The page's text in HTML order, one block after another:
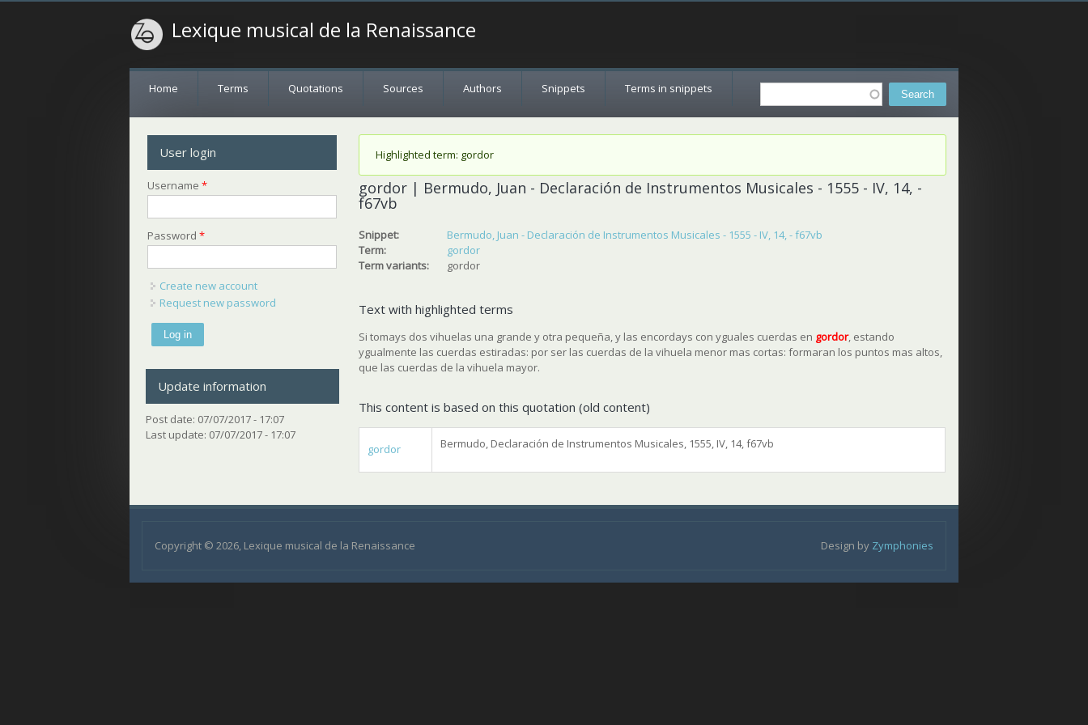
Lexique musical de la Renaissance
Search
Home Terms Quotations Sources Authors Snippets Terms in snippets
Status message
Highlighted term: gordor
gordor | Bermudo, Juan - Declaración de Instrumentos Musicales - 1555 - IV, 14, -
f67vb
Snippet:
Bermudo, Juan - Declaración de Instrumentos Musicales - 1555 - IV, 14, - f67vb
Term:
gordor
Term variants:
gordor
Text with highlighted terms
Si tomays dos vihuelas una grande y otra pequeña, y las encordays con yguales cuerdas en gordor, estando
ygualmente las cuerdas estiradas: por ser las cuerdas de la vihuela menor mas cortas: formaran los puntos mas altos,
que las cuerdas de la vihuela mayor.
This content is based on this quotation (old content)
gordor Bermudo, Declaración de Instrumentos Musicales, 1555, IV, 14, f67vb
User login
Username*
Password*
Create new account
Request new password
Update information
Post date: 07/07/2017 - 17:07
Last update: 07/07/2017 - 17:07
Copyright © 2026, Lexique musical de la Renaissance Design by Zymphonies